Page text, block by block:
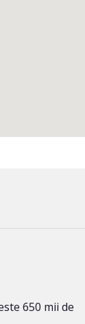
650 mii de